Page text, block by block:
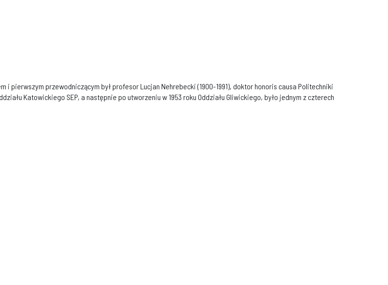
i pierwszym przewodniczącym był profesor Lucjan Nehrebecki (1900-1991), doktor honoris causa Politechniki
Katowickiego SEP, a następnie po utworzeniu w 1953 roku Oddziału Gliwickiego, było jednym z czterech